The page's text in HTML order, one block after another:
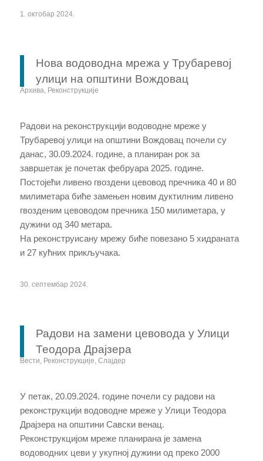
1. октобар 2024.
Нова водоводна мрежа у Трубаревој
улици на општини Вождовац
Архива Реконструкције
Радови на реконструкцији водоводне мреже у
Трубаревој улици на општини Вождовац почели су
данас, 30.09.2024. године, а планиран рок за
завршетак је почетак фебруара 2025. године.
Постојећи ливено гвоздени цевовод пречника 40 и 80
милиметара биће замењен новим дуктилним ливено
гвозденим цевоводом пречника 150 милиметара, у
дужини од 340 метара.
На реконструисану мрежу биће повезано 5 хидраната
и 27 кућних прикључака.
30. септембар 2024.
Радови на замени цевовода у Улици
Теодора Драјзера
Вести Реконструкције Слајдер
У петак, 20.09.2024. године почели су радови на
реконструкцији водоводне мреже у Улици Теодора
Драјзера на општини Савски венац.
Реконструкцијом мреже планирана је замена
водоводних цеви у укупној дужини од преко 2000